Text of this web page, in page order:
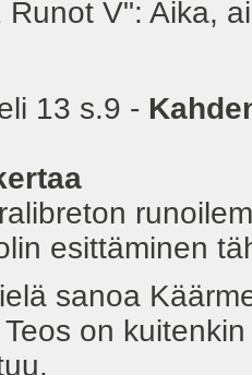
V": Aika,
13 s.9 -
esittäminen
sanoa
on